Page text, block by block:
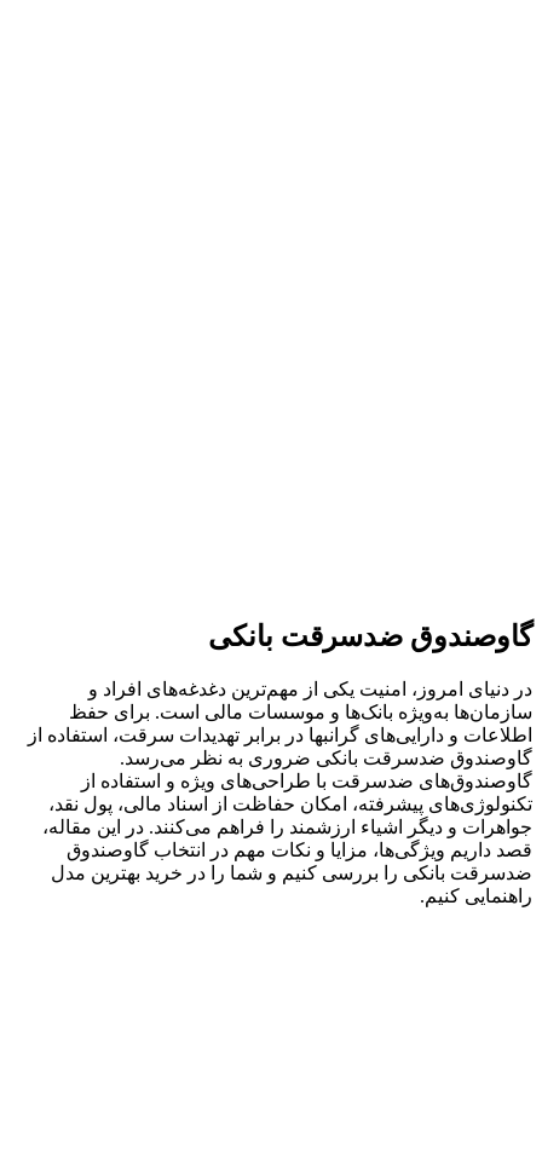
گاوصندوق ضدسرقت بانکی
در دنیای امروز، امنیت یکی از مهم‌ترین دغدغه‌های افراد و
سازمان‌ها به‌ویژه بانک‌ها و موسسات مالی است. برای حفظ
اطلاعات و دارایی‌های گرانبها در برابر تهدیدات سرقت، استفاده از
گاوصندوق ضدسرقت بانکی ضروری به نظر می‌رسد.
گاوصندوق‌های ضدسرقت با طراحی‌های ویژه و استفاده از
تکنولوژی‌های پیشرفته، امکان حفاظت از اسناد مالی، پول نقد،
جواهرات و دیگر اشیاء ارزشمند را فراهم می‌کنند. در این مقاله،
قصد داریم ویژگی‌ها، مزایا و نکات مهم در انتخاب گاوصندوق
ضدسرقت بانکی را بررسی کنیم و شما را در خرید بهترین مدل
راهنمایی کنیم.